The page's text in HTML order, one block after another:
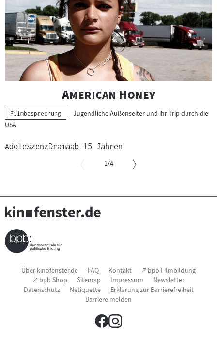
nächsten
Sprungmarke
springen
"
American Honey"
Kategorie:
Filmbesprechung
Jugendliche Außenseiter und ihr Trip durch die
USA
AdoleszenzDramaab 15 Jahren
1von
/4
und
zur
vorgelagerten
springen
Seitenfußnavigation
Über kinofenster.de FAQ Kontakt (Link
öffnet
im
neuen
bpb Filmbildung
(Link
öffnet
im
bpb Shop Sitemap Impressum
Newsletter
Datenschutz
Netiquette
Erklärung zur Barrierefreiheit
Barriere melden